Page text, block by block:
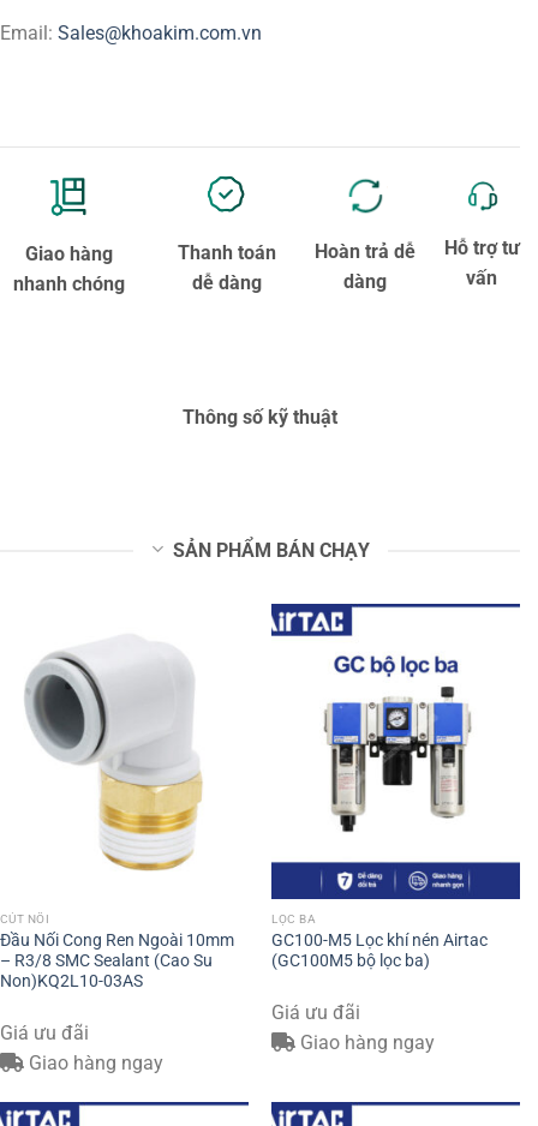
Email: Sales@khoakim.com.vn
Giao hàng
nhanh chóng
Thanh toán
dễ dàng
Hoàn trả dễ
dàng
Hỗ trợ tư
vấn
Thông số kỹ thuật
SẢN PHẨM BÁN CHẠY
CÚT NỐI
Đầu Nối Cong Ren Ngoài 10mm
– R3/8 SMC Sealant (Cao Su
Non)KQ2L10-03AS
Giá ưu đãi
Giao hàng ngay
LỌC BA
GC100-M5 Lọc khí nén Airtac
(GC100M5 bộ lọc ba)
Giá ưu đãi
Giao hàng ngay